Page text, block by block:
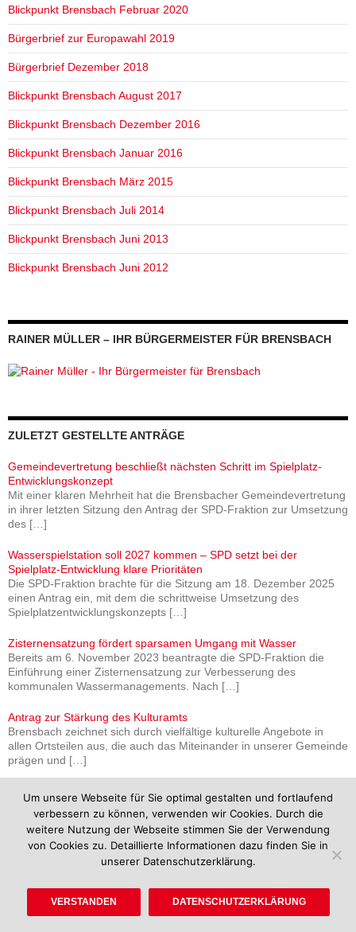
Blickpunkt Brensbach Februar 2020
Bürgerbrief zur Europawahl 2019
Bürgerbrief Dezember 2018
Blickpunkt Brensbach August 2017
Blickpunkt Brensbach Dezember 2016
Blickpunkt Brensbach Januar 2016
Blickpunkt Brensbach März 2015
Blickpunkt Brensbach Juli 2014
Blickpunkt Brensbach Juni 2013
Blickpunkt Brensbach Juni 2012
RAINER MÜLLER – IHR BÜRGERMEISTER FÜR BRENSBACH
ZULETZT GESTELLTE ANTRÄGE
Gemeindevertretung beschließt nächsten Schritt im Spielplatz-
Entwicklungskonzept
Mit einer klaren Mehrheit hat die Brensbacher Gemeindevertretung
in ihrer letzten Sitzung den Antrag der SPD-Fraktion zur Umsetzung
des […]
Wasserspielstation soll 2027 kommen – SPD setzt bei der
Spielplatz-Entwicklung klare Prioritäten
Die SPD-Fraktion brachte für die Sitzung am 18. Dezember 2025
einen Antrag ein, mit dem die schrittweise Umsetzung des
Spielplatzentwicklungskonzepts […]
Zisternensatzung fördert sparsamen Umgang mit Wasser
Bereits am 6. November 2023 beantragte die SPD-Fraktion die
Einführung einer Zisternensatzung zur Verbesserung des
kommunalen Wassermanagements. Nach […]
Antrag zur Stärkung des Kulturamts
Brensbach zeichnet sich durch vielfältige kulturelle Angebote in
allen Ortsteilen aus, die auch das Miteinander in unserer Gemeinde
prägen und […]
Baumbestattungen auf unseren Friedhöfen ermöglichen
Im Rahmen des Leitbildprozesses der Gemeinde Brensbach wurde
die „Erweiterung des Bestattungsangebots auf den Friedhöfen der
Gemeinde“ als ein[…]
UNTERSTÜTZE UNS
Um unsere Webseite für Sie optimal gestalten und fortlaufend
verbessern zu können, verwenden wir Cookies. Durch die
weitere Nutzung der Webseite stimmen Sie der Verwendung
von Cookies zu. Detaillierte Informationen dazu finden Sie in
unserer Datenschutzerklärung.
VERSTANDEN DATENSCHUTZERKLÄRUNG